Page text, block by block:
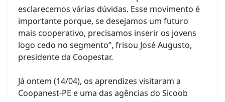
esclarecemos várias dúvidas. Esse movimento é
importante porque, se desejamos um futuro
mais cooperativo, precisamos inserir os jovens
logo cedo no segmento”, frisou José Augusto,
presidente da Coopestar.
Já ontem (14/04), os aprendizes visitaram a
Coopanest-PE e uma das agências do Sicoob